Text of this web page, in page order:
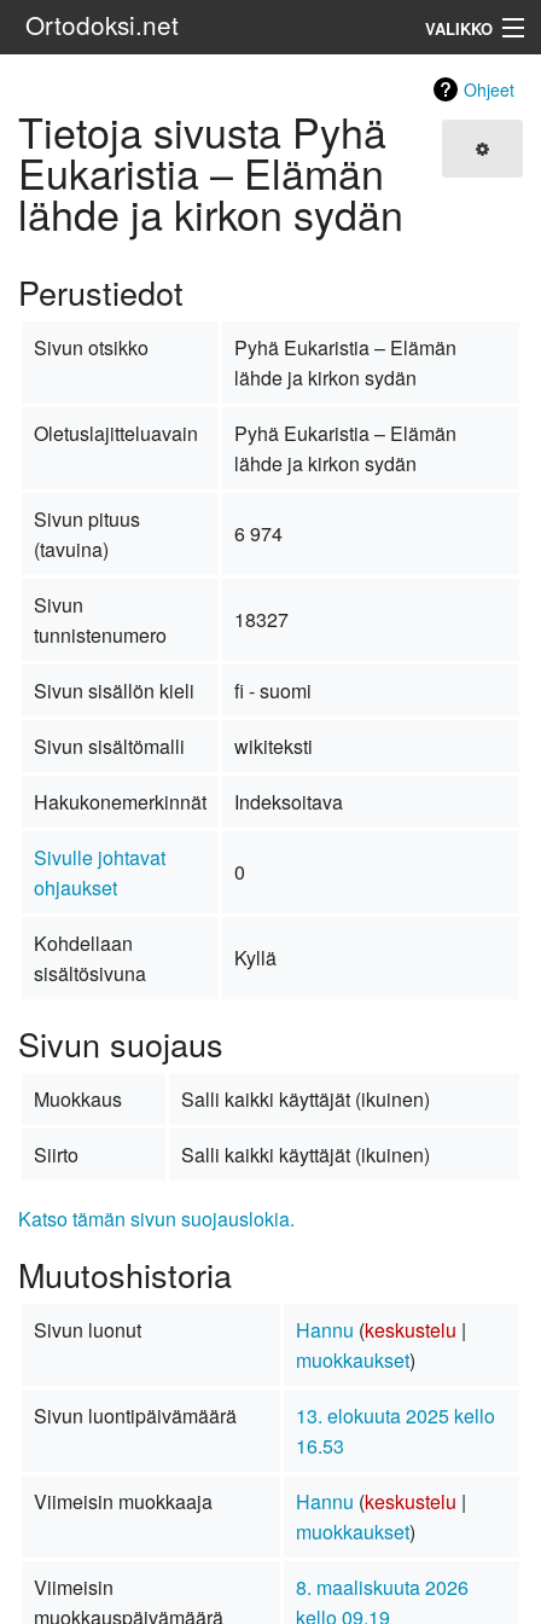
Ortodoksi.net VALIKKO
Haku
Ohjeet
Tietoja sivusta Pyhä
Eukaristia – Elämän
lähde ja kirkon sydän
Perustiedot
Sivun otsikko
Pyhä Eukaristia – Elämän
lähde ja kirkon sydän
Oletuslajitteluavain
Pyhä Eukaristia – Elämän
lähde ja kirkon sydän
Sivun pituus
(tavuina)
6 974
Sivun
tunnistenumero
18327
Sivun sisällön kieli
fi - suomi
Sivun sisältömalli
wikiteksti
Hakukonemerkinnät
Indeksoitava
Sivulle johtavat
ohjaukset
0
Kohdellaan
sisältösivuna
Kyllä
Sivun suojaus
Muokkaus
Salli kaikki käyttäjät (ikuinen)
Siirto
Salli kaikki käyttäjät (ikuinen)
Katso tämän sivun suojauslokia.
Muutoshistoria
Sivun luonut Hannu (keskustelu |
muokkaukset)
Sivun luontipäivämäärä
13. elokuuta 2025 kello
16.53
Viimeisin muokkaaja
Hannu (keskustelu |
muokkaukset)
Viimeisin
muokkauspäivämäärä
8. maaliskuuta 2026
kello 09.19